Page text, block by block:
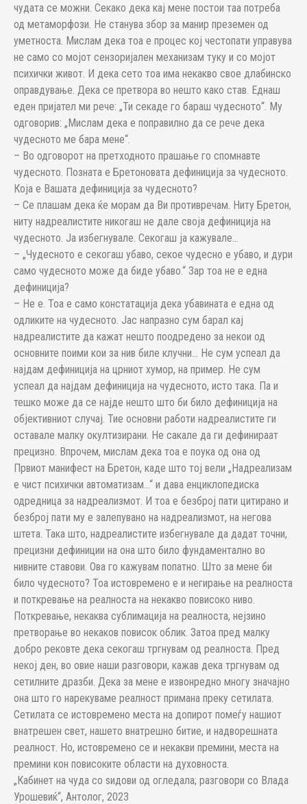
чудата се можни. Секако дека кај мене постои таа потреба
од метаморфози. Не станува збор за манир преземен од
уметноста. Мислам дека тоа е процес кој честопати управува
не само со мојот сензоријален механизам туку и со мојот
психички живот. И дека сето тоа има некакво свое длабинско
оправдување. Дека се претвора во нешто како став. Еднаш
еден пријател ми рече: „Ти секаде го бараш чудесното“. Му
одговорив: „Мислам дека е поправилно да се рече дека
чудесното ме бара мене“.
– Во одговорот на претходното прашање го спомнавте
чудесното. Позната е Бретоновата дефиниција за чудесното.
Која е Вашата дефиниција за чудесното?
– Се плашам дека ќе морам да Ви противречам. Ниту Бретон,
ниту надреалистите никогаш не дале своја дефиниција на
чудесното. Ја избегнувале. Секогаш ја кажувале…
– „Чудесното е секогаш убаво, секое чудесно е убаво, и дури
само чудесното може да биде убаво.“ Зар тоа не е една
дефиниција?
– Не е. Тоа е само констатација дека убавината е една од
одликите на чудесното. Јас напразно сум барал кај
надреалистите да кажат нешто поодредено за некои од
основните поими кои за нив биле клучни… Не сум успеал да
најдам дефиниција на црниот хумор, на пример. Не сум
успеал да најдам дефиниција на чудесното, исто така. Па и
тешко може да се најде нешто што би било дефиниција на
објективниот случај. Тие основни работи надреалистите ги
оставале малку окултизирани. Не сакале да ги дефинираат
прецизно. Впрочем, мислам дека тоа е поука од она од
Првиот манифест на Бретон, каде што тој вели „Надреализам
е чист психички автоматизам…“ и дава енциклопедиска
одредница за надреализмот. И тоа е безброј пати цитирано и
безброј пати му е залепувано на надреализмот, на негова
штета. Така што, надреалистите избегнувале да дадат точни,
прецизни дефиниции на она што било фундаментално во
нивните ставови. Ова го кажувам попатно. Што за мене би
било чудесното? Тоа истовремено е и негирање на реалноста
и поткревање на реалноста на некакво повисоко ниво.
Поткревање, некаква сублимација на реалноста, нејзино
претворање во некаков повисок облик. Затоа пред малку
добро рековте дека секогаш тргнувам од реалноста. Пред
некој ден, во овие наши разговори, кажав дека тргнувам од
сетилните дразби. Дека за мене е извонредно многу значајно
она што го нарекуваме реалност примана преку сетилата.
Сетилата се истовремено места на допирот помеѓу нашиот
внатрешен свет, нашето внатрешно битие, и надворешната
реалност. Но, истовремено се и некакви премини, места на
премини кон повисоките области на духовноста.
„Кабинет на чуда со ѕидови од огледала; разговори со Влада
Урошевиќ“, Антолог, 2023